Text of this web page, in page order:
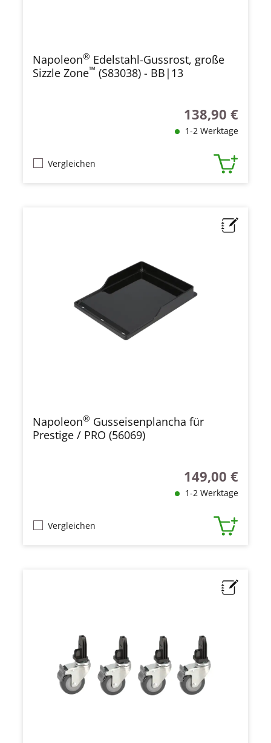
Napoleon® Edelstahl-Gussrost, große
Sizzle Zone™ (S83038) - BB|13
Regulärer Preis:
138,90 €
1-2 Werktage
Vergleichen
Napoleon® Gusseisenplancha für
Prestige / PRO (56069)
Regulärer Preis:
149,00 €
1-2 Werktage
Vergleichen